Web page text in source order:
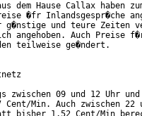
dem Hause Callax haben
�fr Inlandsgespr�che
g�nstige und teure Zeiten
angehoben. Auch Preise
teilweise ge�ndert.
zwischen 09 und 12 Uhr
Min. Auch zwischen 22
bisher 1,52 Cent/Min